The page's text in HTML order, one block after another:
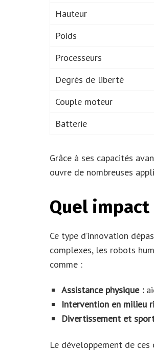
Hauteur
Poids
Processeurs
Degrés de liberté
Couple moteur
Batterie
Grâce à ses capacités
ouvre de nombreuses
Quel
Ce type d’innovation
complexes, les robots
comme :
Assistance physique :
Intervention en milieu
Divertissement et
Le développement de